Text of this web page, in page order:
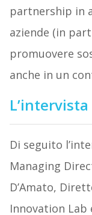
partnership in
aziende (in
promuovere
anche in un
L’intervista
Di seguito
Managing
D’Amato,
Innovation Lab